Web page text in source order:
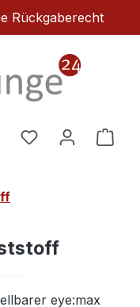
Rückgaberecht
Du hast 0
eye:max